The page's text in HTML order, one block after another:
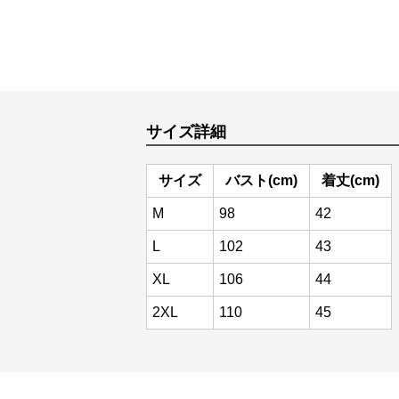
サイズ詳細
サイズ バスト(cm) 着丈(cm)
M 98 42
L 102 43
XL 106 44
2XL 110 45